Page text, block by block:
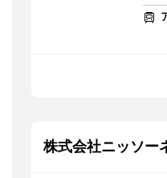
株式会社ニッソー